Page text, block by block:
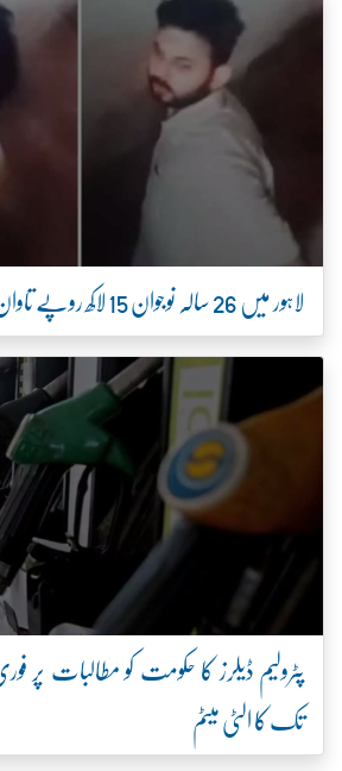
لاہور میں 26 سالہ نوجوان 15 لاکھ روپے تاوان کے لیے اغوا
پٹرولیم ڈیلرز کا حکومت کو مطالبات پر
تک کا الٹی میٹم